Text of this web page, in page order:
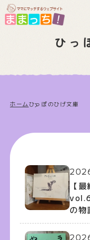
ひっ
ホームひっぽのひげ文庫
【
の物